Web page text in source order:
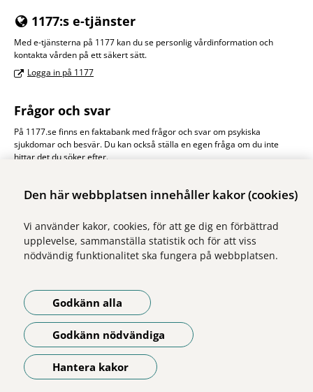
Den här webbplatsen innehåller kakor (cookies)
Vi använder kakor, cookies, för att ge dig en förbättrad
upplevelse, sammanställa statistik och för att viss
nödvändig funktionalitet ska fungera på webbplatsen.
Godkänn alla
Godkänn nödvändiga
Hantera kakor
1177:s e-tjänster
Med e-tjänsterna på 1177 kan du se personlig vårdinformation och
kontakta vården på ett säkert sätt.
Logga in på 1177
Frågor och svar
På 1177.se finns en faktabank med frågor och svar om psykiska
sjukdomar och besvär. Du kan också ställa en egen fråga om du inte
hittar det du söker efter.
Samtliga bilder på webbplatsen är tagna av fotograf Yanan Li om inget
annat namn anges.
Om webbplatsen
Tillgänglighetsredogörelse